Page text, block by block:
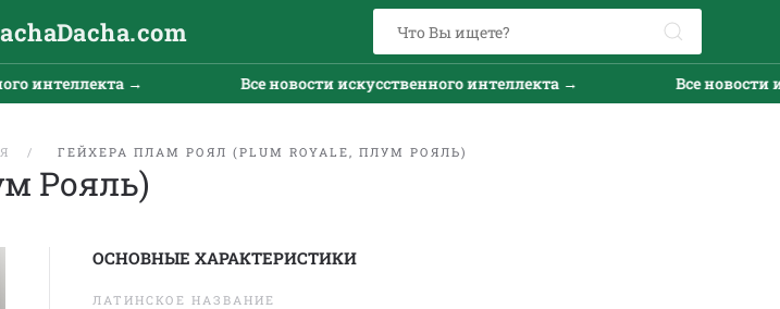
→ Все новости искусственного интеллекта → Все новости
ГЕЙХЕРА ПЛАМ РОЯЛ (PLUM ROYALE, ПЛУМ РОЯЛЬ)
Рояль)
ОСНОВНЫЕ ХАРАКТЕРИСТИКИ
ЛАТИНСКОЕ НАЗВАНИЕ